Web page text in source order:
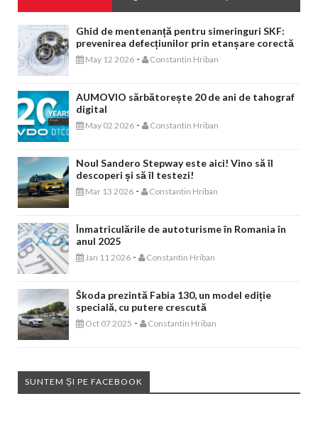
Ghid de mentenanță pentru simeringuri SKF:
prevenirea defecțiunilor prin etanșare corectă
May 12 2026 - Constantin Hriban
AUMOVIO sărbătorește 20 de ani de tahograf
digital
May 02 2026 - Constantin Hriban
Noul Sandero Stepway este aici! Vino să îl
descoperi și să îl testezi!
Mar 13 2026 - Constantin Hriban
Înmatriculările de autoturisme în Romania în
anul 2025
Jan 11 2026 - Constantin Hriban
Škoda prezintă Fabia 130, un model ediție
specială, cu putere crescută
Oct 07 2025 - Constantin Hriban
SUNTEM ȘI PE FACEBOOK